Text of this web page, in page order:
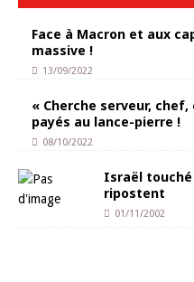
Face à Macron et aux
massive !
13/09/2022
« Cherche serveur,
payés au lance-pierre !
08/10/2022
Israël
ripostent
01/11/2002